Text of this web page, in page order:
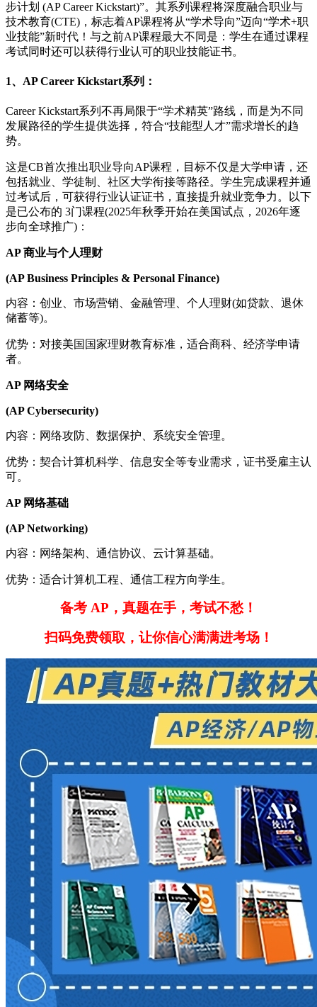
步计划 (AP Career Kickstart)”。其系列课程将深度融合职业与
技术教育(CTE)，标志着AP课程将从“学术导向”迈向“学术+职
业技能”新时代！与之前AP课程最大不同是：学生在通过课程
考试同时还可以获得行业认可的职业技能证书。
1、AP Career Kickstart系列：
Career Kickstart系列不再局限于“学术精英”路线，而是为不同
发展路径的学生提供选择，符合“技能型人才”需求增长的趋
势。
这是CB首次推出职业导向AP课程，目标不仅是大学申请，还
包括就业、学徒制、社区大学衔接等路径。学生完成课程并通
过考试后，可获得行业认证证书，直接提升就业竞争力。以下
是已公布的 3门课程(2025年秋季开始在美国试点，2026年逐
步向全球推广)：
AP 商业与个人理财
(AP Business Principles & Personal Finance)
内容：创业、市场营销、金融管理、个人理财(如贷款、退休
储蓄等)。
优势：对接美国国家理财教育标准，适合商科、经济学申请
者。
AP 网络安全
(AP Cybersecurity)
内容：网络攻防、数据保护、系统安全管理。
优势：契合计算机科学、信息安全等专业需求，证书受雇主认
可。
AP 网络基础
(AP Networking)
内容：网络架构、通信协议、云计算基础。
优势：适合计算机工程、通信工程方向学生。
备考 AP，真题在手，考试不愁！
扫码免费领取，让你信心满满进考场！